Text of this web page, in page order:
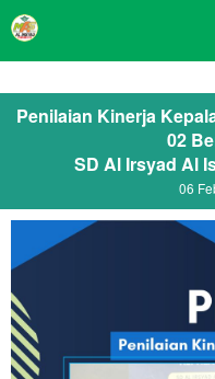
Penilaian Kinerja
02
SD Al Irsyad Al
06